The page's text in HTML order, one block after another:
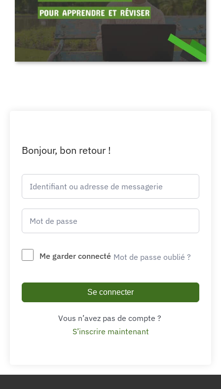
Bonjour, bon retour !
Me garder connecté Mot de passe oublié ?
Se connecter
Vous n’avez pas de compte ?
S’inscrire maintenant